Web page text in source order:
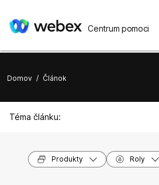
Centrum pomoci
Domov / Článok
Téma článku:
Produkty Roly